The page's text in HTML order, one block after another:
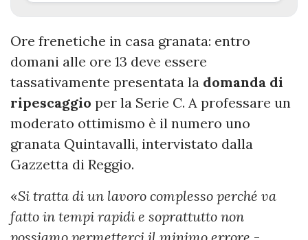
Ore frenetiche in casa granata: entro
domani alle ore 13 deve essere
tassativamente presentata la domanda di
ripescaggio per la Serie C. A professare un
moderato ottimismo è il numero uno
granata Quintavalli, intervistato dalla
Gazzetta di Reggio.
«Si tratta di un lavoro complesso perché va
fatto in tempi rapidi e soprattutto non